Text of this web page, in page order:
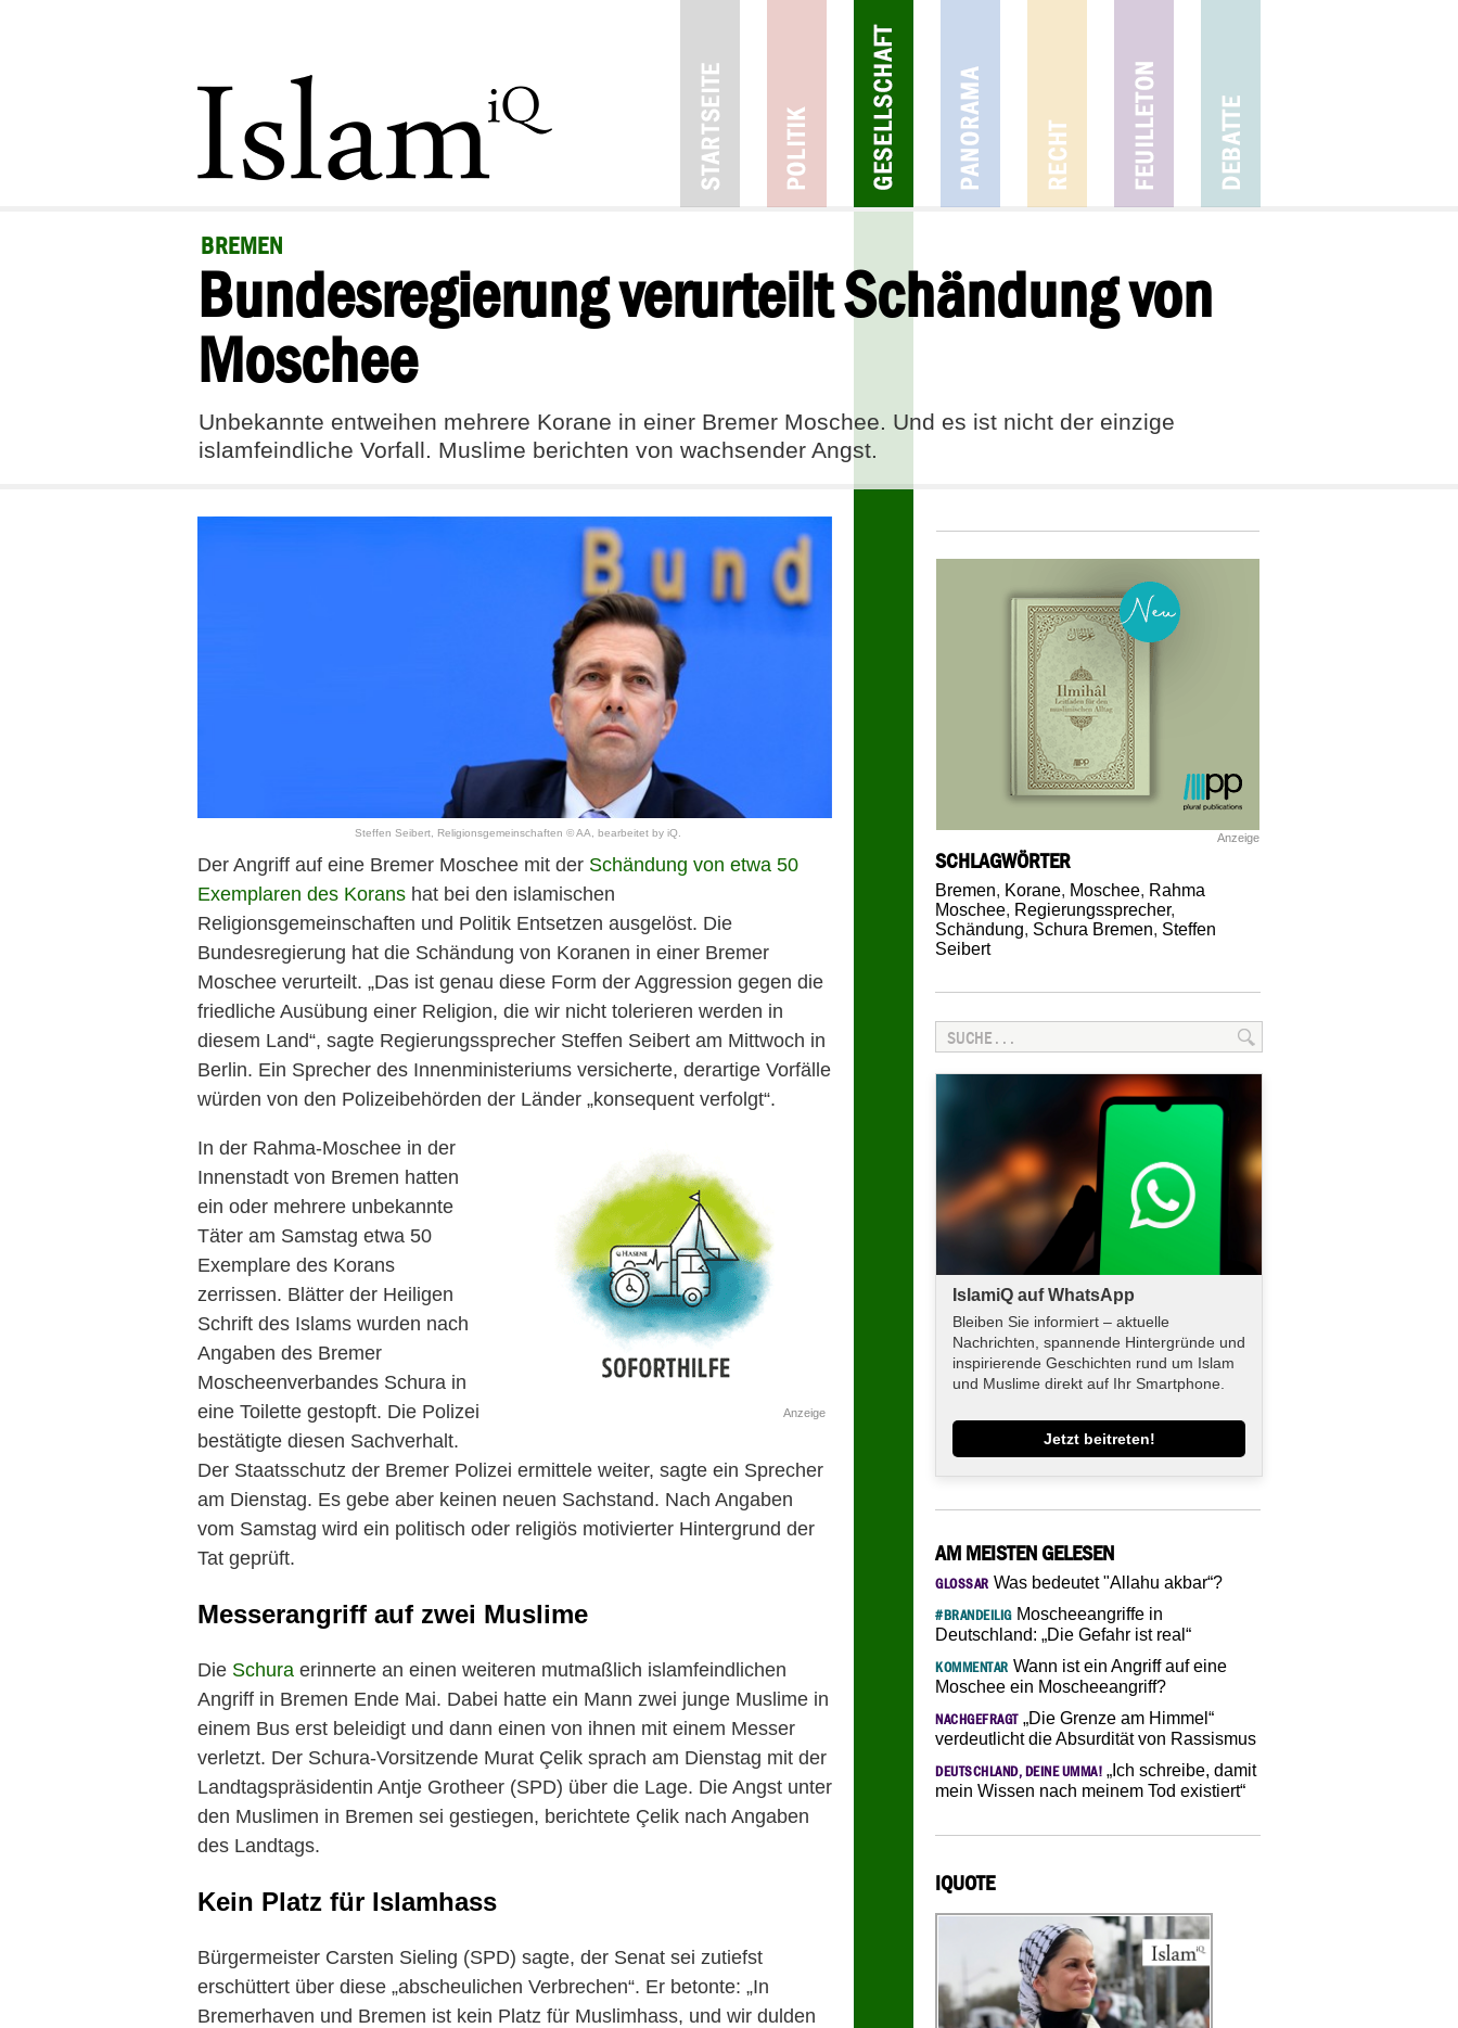
BREMEN
Bundesregierung verurteilt Schändung von
Moschee
Unbekannte entweihen mehrere Korane in einer Bremer Moschee. Und es ist nicht der einzige
islamfeindliche Vorfall. Muslime berichten von wachsender Angst.
Steffen Seibert, Religionsgemeinschaften © AA, bearbeitet by iQ.
Der Angriff auf eine Bremer Moschee mit der Schändung von etwa 50
Exemplaren des Korans hat bei den islamischen
Religionsgemeinschaften und Politik Entsetzen ausgelöst. Die
Bundesregierung hat die Schändung von Koranen in einer Bremer
Moschee verurteilt. „Das ist genau diese Form der Aggression gegen die
friedliche Ausübung einer Religion, die wir nicht tolerieren werden in
diesem Land“, sagte Regierungssprecher Steffen Seibert am Mittwoch in
Berlin. Ein Sprecher des Innenministeriums versicherte, derartige Vorfälle
würden von den Polizeibehörden der Länder „konsequent verfolgt“.
Anzeige
In der Rahma-Moschee in der
Innenstadt von Bremen hatten
ein oder mehrere unbekannte
Täter am Samstag etwa 50
Exemplare des Korans
zerrissen. Blätter der Heiligen
Schrift des Islams wurden nach
Angaben des Bremer
Moscheenverbandes Schura in
eine Toilette gestopft. Die Polizei
bestätigte diesen Sachverhalt.
Der Staatsschutz der Bremer Polizei ermittele weiter, sagte ein Sprecher
am Dienstag. Es gebe aber keinen neuen Sachstand. Nach Angaben
vom Samstag wird ein politisch oder religiös motivierter Hintergrund der
Tat geprüft.
Messerangriff auf zwei Muslime
Die Schura erinnerte an einen weiteren mutmaßlich islamfeindlichen
Angriff in Bremen Ende Mai. Dabei hatte ein Mann zwei junge Muslime in
einem Bus erst beleidigt und dann einen von ihnen mit einem Messer
verletzt. Der Schura-Vorsitzende Murat Çelik sprach am Dienstag mit der
Landtagspräsidentin Antje Grotheer (SPD) über die Lage. Die Angst unter
den Muslimen in Bremen sei gestiegen, berichtete Çelik nach Angaben
des Landtags.
Kein Platz für Islamhass
Bürgermeister Carsten Sieling (SPD) sagte, der Senat sei zutiefst
erschüttert über diese „abscheulichen Verbrechen“. Er betonte: „In
Bremerhaven und Bremen ist kein Platz für Muslimhass, und wir dulden
Anzeige
SCHLAGWÖRTER
Bremen, Korane, Moschee, Rahma
Moschee, Regierungssprecher,
Schändung, Schura Bremen, Steffen
Seibert
IslamiQ auf WhatsApp
Bleiben Sie informiert – aktuelle
Nachrichten, spannende Hintergründe und
inspirierende Geschichten rund um Islam
und Muslime direkt auf Ihr Smartphone.
Jetzt beitreten!
AM MEISTEN GELESEN
GLOSSAR Was bedeutet "Allahu akbar“?
#BRANDEILIGMoscheeangriffe in
Deutschland: „Die Gefahr ist real“
KOMMENTAR Wann ist ein Angriff auf eine
Moschee ein Moscheeangriff?
NACHGEFRAGT„Die Grenze am Himmel“
verdeutlicht die Absurdität von Rassismus
DEUTSCHLAND, DEINE UMMA! „Ich schreibe, damit
mein Wissen nach meinem Tod existiert“
IQUOTE